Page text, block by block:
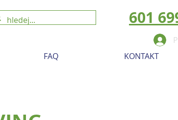
601
FAQ KONTAKT